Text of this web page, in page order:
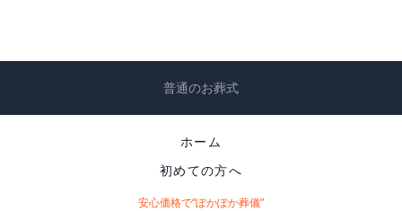
普通のお葬式
ホーム
初めての方へ
安心価格で“ぽかぽか葬儀”